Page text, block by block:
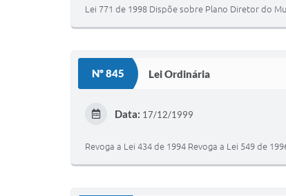
Lei 771 de 1998 Dispõe sobre Plano Diretor do
Nº 845 Lei Ordinária
Data: 17/12/1999
Revoga a Lei 434 de 1994 Revoga a Lei 549 de